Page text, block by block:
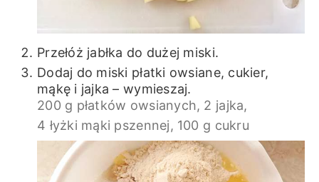
Przełóż jabłka do dużej miski.
Dodaj do miski płatki owsiane, cukier,
mąkę i jajka – wymieszaj.
200 g płatków owsianych, 2 jajka,
4 łyżki mąki pszennej, 100 g cukru